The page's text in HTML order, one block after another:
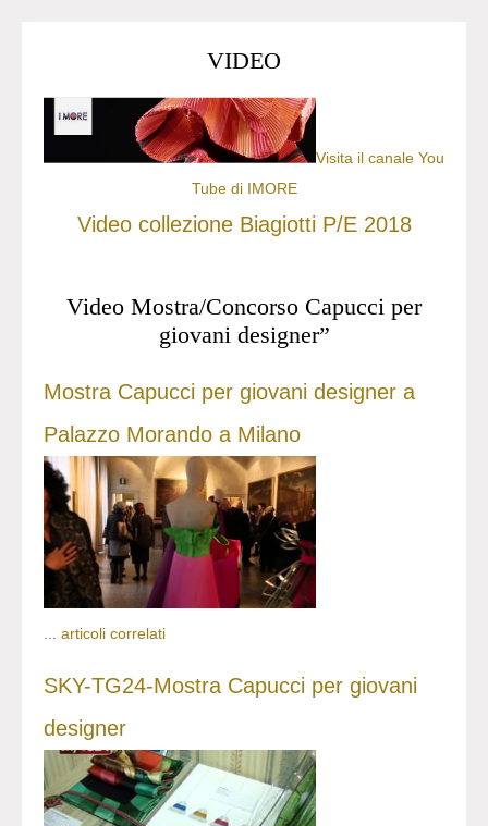
VIDEO
Visita il canale You
Tube di IMORE
Video collezione Biagiotti P/E 2018
Video Mostra/Concorso Capucci per
giovani designer”
Mostra Capucci per giovani designer a
Palazzo Morando a Milano
... articoli correlati
SKY-TG24-Mostra Capucci per giovani
designer